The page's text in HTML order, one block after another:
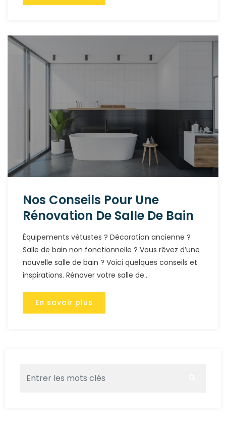
Nos Conseils Pour Une
Rénovation De Salle De Bain
Équipements vétustes ? Décoration ancienne ?
Salle de bain non fonctionnelle ? Vous rêvez d’une
nouvelle salle de bain ? Voici quelques conseils et
inspirations. Rénover votre salle de...
En savoir plus